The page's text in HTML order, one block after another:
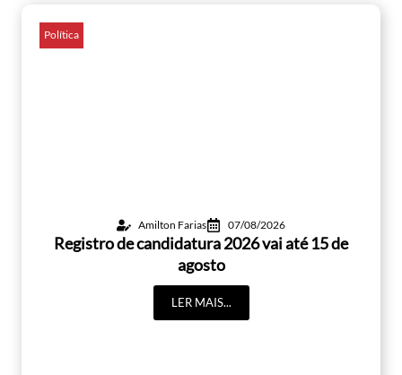
Política
Amilton Farias 07/08/2026
Registro de candidatura 2026 vai até 15 de
agosto
LER MAIS...